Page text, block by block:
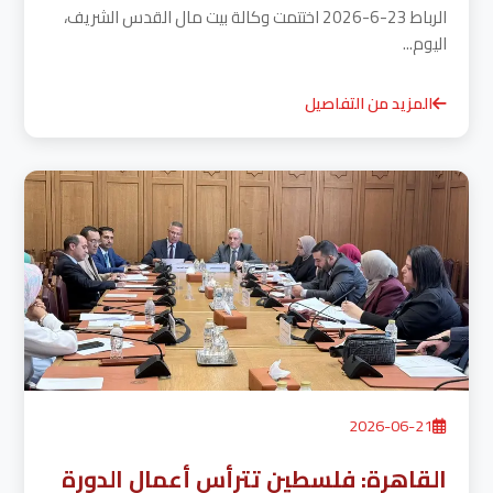
الرباط 23-6-2026 اختتمت وكالة بيت مال القدس الشريف،
اليوم...
المزيد من التفاصيل
2026-06-21
القاهرة: فلسطين تترأس أعمال الدورة